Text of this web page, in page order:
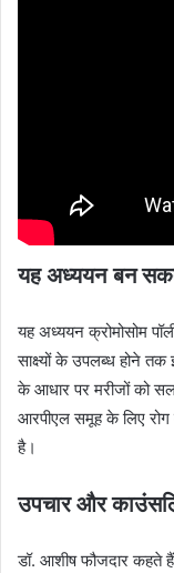
यह अध्ययन बन
यह अध्ययन क्रोमोसोम
साक्ष्यों के उपलब्ध होने
के आधार पर मरीजों को
आरपीएल समूह के लिए रोग
है।
उपचार और
डॉ. आशीष फौजदार कहते